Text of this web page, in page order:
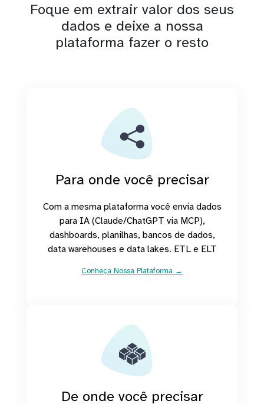
Foque em extrair valor dos seus
dados e deixe a nossa
plataforma fazer o resto
Para onde você precisar
Com a mesma plataforma você envia dados
para IA (Claude/ChatGPT via MCP),
dashboards, planilhas, bancos de dados,
data warehouses e data lakes. ETL e ELT
Conheça Nossa Plataforma →
De onde você precisar